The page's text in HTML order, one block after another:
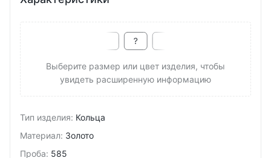
Выберите размер или цвет изделия, чтобы
увидеть расширенную информацию
Тип изделия: Кольца
Материал: Золото
Проба: 585